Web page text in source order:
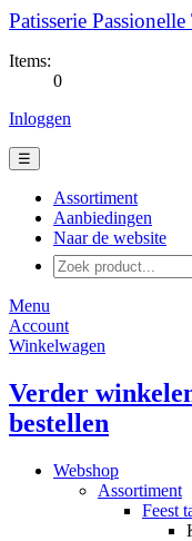
Patisserie
Items:
0
Inloggen
☰
Assortiment
Aanbiedingen
Naar de website
Menu
Account
Winkelwagen
Verder
bestellen
Webshop
Assortiment
Feest